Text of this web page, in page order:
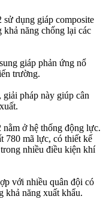
dụng giáp composite
năng chống lại các
giáp phản ứng nổ
trường.
pháp này giúp cân
ở hệ thống động lực.
780 mã lực, có thiết kế
nhiều điều kiện khí
với nhiều quân đội có
khả năng xuất khẩu.